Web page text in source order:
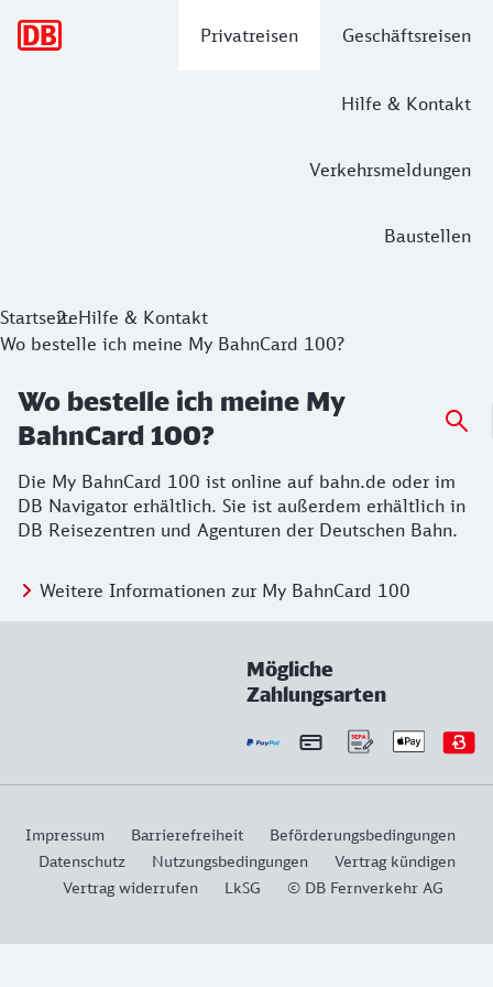
Privatreisen Geschäftsreisen
Hilfe & Kontakt
Verkehrsmeldungen
Baustellen
StartseiteHilfe & Kontakt
Wo bestelle ich meine My BahnCard 100?
Wo bestelle ich meine My
BahnCard 100?
Die My BahnCard 100 ist online auf bahn.de oder im
DB Navigator erhältlich. Sie ist außerdem erhältlich in
DB Reisezentren und Agenturen der Deutschen Bahn.
Weitere Informationen zur My BahnCard 100
Mögliche
Zahlungsarten
Impressum Barrierefreiheit
Beförderungsbedingungen
Datenschutz
Nutzungsbedingungen
Vertrag kündigen
Vertrag widerrufen
LkSG © DB Fernverkehr AG